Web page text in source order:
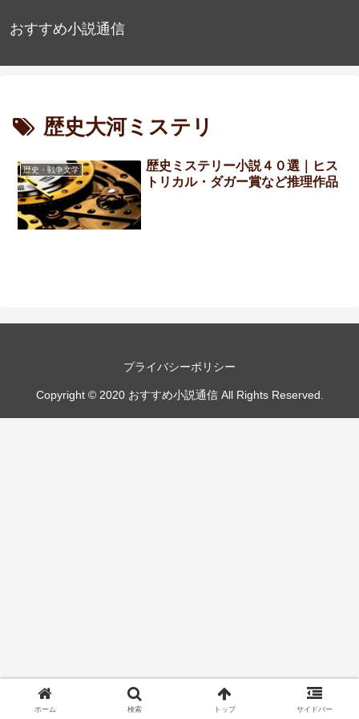
おすすめ小説通信
歴史大河ミステリ
歴史・戦争文学
歴史ミステリー小説４０選｜ヒス
トリカル・ダガー賞など推理作品
プライバシーポリシー
Copyright © 2020 おすすめ小説通信 All Rights Reserved.
ホーム 検索 トップ サイドバー